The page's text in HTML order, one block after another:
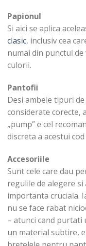
Papionul
Si aici se aplica
clasic, inclusiv cea
numai din punctul
culorii.
Pantofii
Desi ambele tipuri de
considerate corecte,
„pump” e cel
discreta a acestui
Accesoriile
Sunt cele care dau
regulile de alegere
importanta cruciala.
nu se face rabat
– atunci cand purtati
un material subtire,